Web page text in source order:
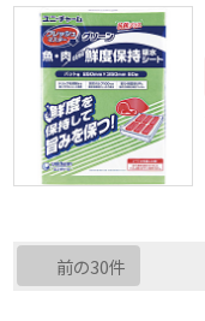
前の30件